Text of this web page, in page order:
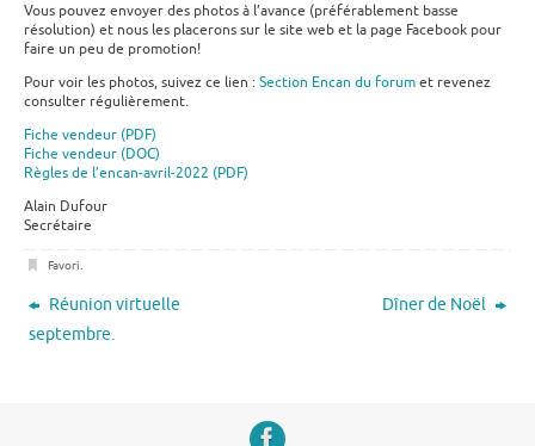
Vous pouvez envoyer des photos à l’avance (préférablement basse
résolution) et nous les placerons sur le site web et la page Facebook pour
faire un peu de promotion!
Pour voir les photos, suivez ce lien : Section Encan du forumet revenez
consulter régulièrement.
Fiche vendeur (PDF)
Fiche vendeur (DOC)
Règles de l’encan-avril-2022 (PDF)
Alain Dufour
Secrétaire
Favori.
Réunion virtuelle
septembre.
Dîner de Noël